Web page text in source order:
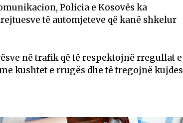
Policia e Kosovës ka
të automjeteve që kanë shkelur
në trafik që të respektojnë rregullat e
kushtet e rrugës dhe të tregojnë kujdes